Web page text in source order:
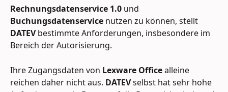
Rechnungsdatenservice 1.0 und
Buchungsdatenservice nutzen zu können, stellt
DATEV bestimmte Anforderungen, insbesondere im
Bereich der Autorisierung.
Ihre Zugangsdaten von Lexware Office alleine
reichen daher nicht aus. DATEV selbst hat sehr hohe